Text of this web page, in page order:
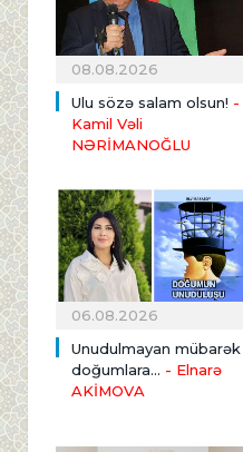
08.08.2026
Ulu sözə salam olsun! -
Kamil Vəli
NƏRİMANOĞLU
06.08.2026
Unudulmayan mübarək
doğumlara... - Elnarə
AKİMOVA